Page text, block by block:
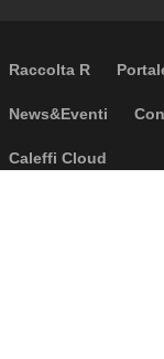
External links
Raccolta R
Footer
News&Eventi
Caleffi Cloud